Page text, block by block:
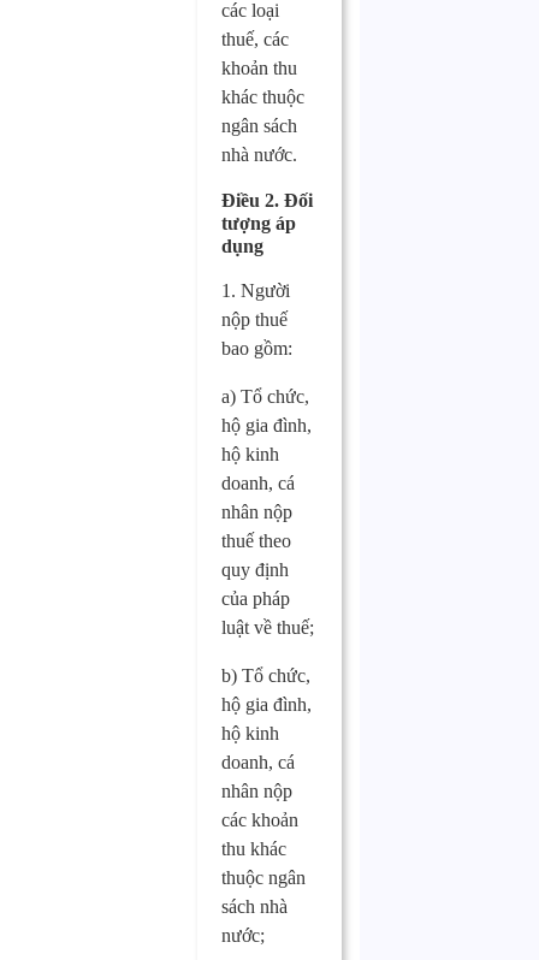
các loại
thuế, các
khoản thu
khác thuộc
ngân sách
nhà nước.
Điều 2. Đối
tượng áp
dụng
1. Người
nộp thuế
bao gồm:
a) Tổ chức,
hộ gia đình,
hộ kinh
doanh, cá
nhân nộp
thuế theo
quy định
của pháp
luật về thuế;
b) Tổ chức,
hộ gia đình,
hộ kinh
doanh, cá
nhân nộp
các khoản
thu khác
thuộc ngân
sách nhà
nước;